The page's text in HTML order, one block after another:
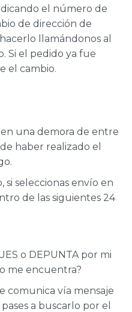
el número de
de dirección de
llamándonos al
Si el pedido ya fue
el cambio.
una demora de entre
haber realizado el
si seleccionas envío en
de las siguientes 24
o DEPUNTA por mi
me encuentra?
comunica vía mensaje
a buscarlo por el